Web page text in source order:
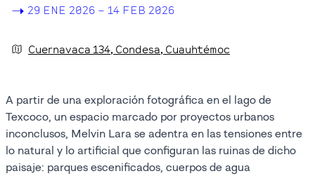
-> 29 ENE 2026 – 14 FEB 2026
Cuernavaca 134, Condesa, Cuauhtémoc
A partir de una exploración fotográfica en el lago de
Texcoco, un espacio marcado por proyectos urbanos
inconclusos, Melvin Lara se adentra en las tensiones entre
lo natural y lo artificial que configuran las ruinas de dicho
paisaje: parques escenificados, cuerpos de agua